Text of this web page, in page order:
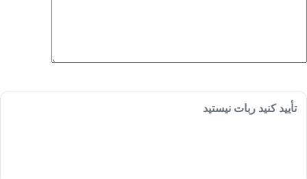
تأیید کنید ربات نیستید